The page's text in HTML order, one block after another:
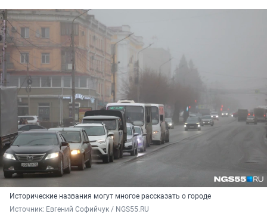
Исторические названия могут многое рассказать о городе
Источник: Евгений Софийчук / NGS55.RU